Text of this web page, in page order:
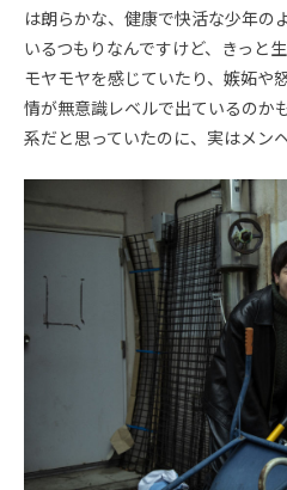
は朗らかな、健康で快活な少年の
いるつもりなんですけど、きっと
モヤモヤを感じていたり、嫉妬や
情が無意識レベルで出ているのか
系だと思っていたのに、実はメン